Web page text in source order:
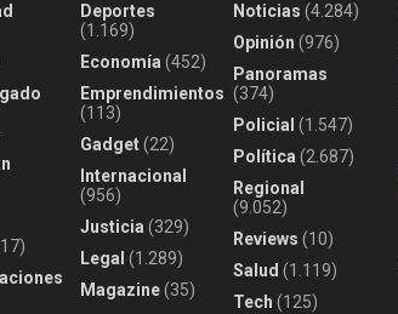
Deportes
(1.169)
Economía (452)
Emprendimientos
(113)
Gadget(22)
Internacional
(956)
Justicia (329)
Legal (1.289)
Magazine(35)
Noticias (4.284)
Opinión (976)
Panoramas
(374)
Policial (1.547)
Política (2.687)
Regional
(9.052)
Reviews (10)
Salud (1.119)
Tech (125)